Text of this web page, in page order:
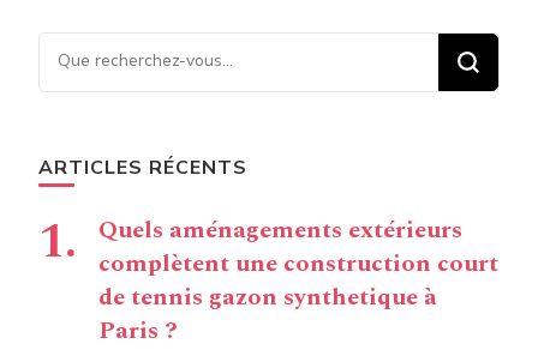
Vous recherchiez quelque
chose ?
ARTICLES RÉCENTS
Quels aménagements extérieurs
complètent une construction court
de tennis gazon synthetique à
Paris ?